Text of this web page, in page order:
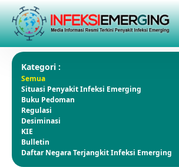
Kategori :
Semua
Situasi Penyakit Infeksi Emerging
Buku Pedoman
Regulasi
Desiminasi
KIE
Bulletin
Daftar Negara Terjangkit Infeksi Emerging